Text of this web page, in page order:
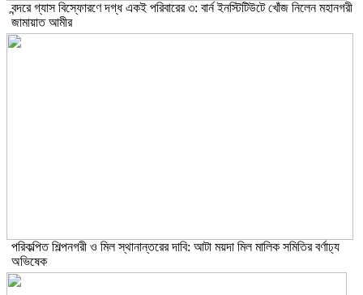
বন্দরে গ্যাস বিস্ফোরণে দগ্ধ একই পরিবারের ৩: বার্ন ইনস্টিটিউটে খোঁজ নিলেন মহানগরী
জামায়াত আমীর
পরিকল্পিত শিল্পনগরী ও মিল স্থানান্তরের দাবি: আটা ময়দা মিল মালিক সমিতির বর্ণাঢ্য
অভিষেক